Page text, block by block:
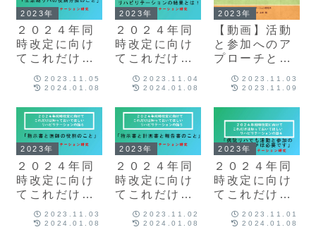
護のリハのこ
と」
提供のこと」
あるのか！」
2023年
２０２４年同
時改定に向け
てこれだけは
ほしい リハビ
の話８「生活
期リハの役割
分担のこと」
2023.11.05
2024.01.08
2023年
２０２４年同
時改定に向け
てこれだけは
ほしい リハビ
の話７「求め
られているリ
ハビリテーシ
ョンの結果と
は！」
2023.11.04
2024.01.08
2023年
【動画】活動
と参加へのア
プローチと触
リテーション
デンティティ
2023.11.03
2023.11.09
2023年
２０２４年同
時改定に向け
てこれだけは
知っておいて
ほしい リハビ
2023.11.03
2024.01.08
2023年
２０２４年同
時改定に向け
てこれだけは
知っておいて
ほしい リハビ
2023.11.02
2024.01.08
2023年
２０２４年同
時改定に向け
てこれだけは
知っておいて
ほしい リハビ
2023.11.01
2024.01.08